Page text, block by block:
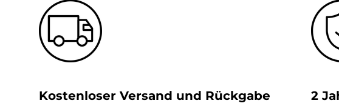
Kostenloser Versand und Rückgabe 2